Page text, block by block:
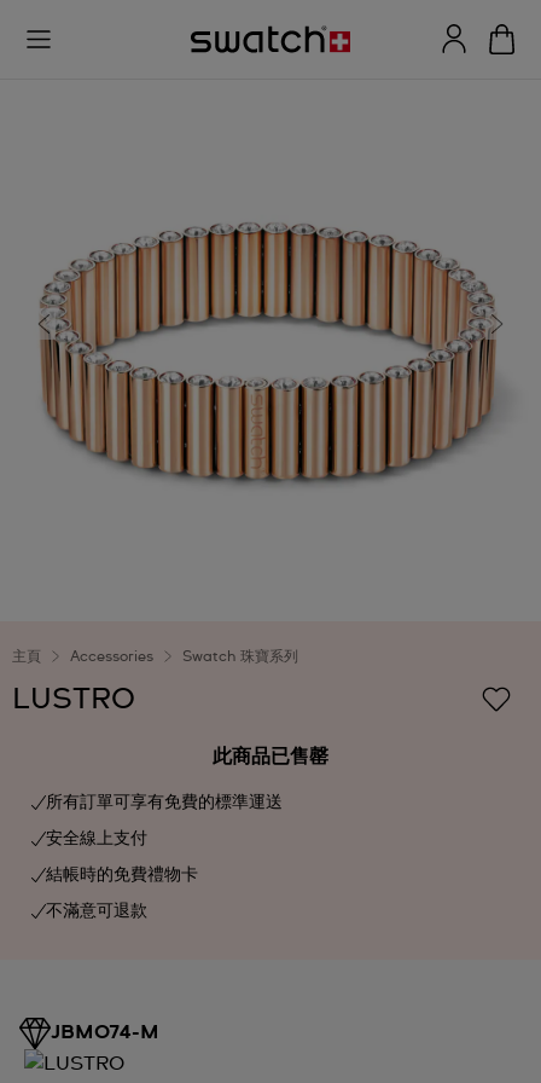
主頁 Accessories Swatch 珠寶系列
LUSTRO
此商品已售罄
所有訂單可享有免費的標準運送
安全線上支付
結帳時的免費禮物卡
不滿意可退款
JBM074-M